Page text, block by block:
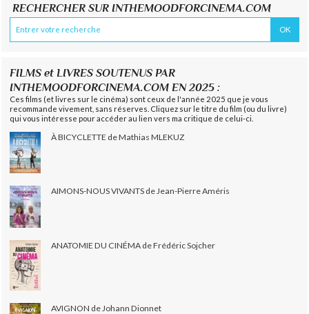
RECHERCHER SUR INTHEMOODFORCINEMA.COM
FILMS et LIVRES SOUTENUS PAR
INTHEMOODFORCINEMA.COM EN 2025 :
Ces films (et livres sur le cinéma) sont ceux de l'année 2025 que je vous
recommande vivement, sans réserves. Cliquez sur le titre du film (ou du livre)
qui vous intéresse pour accéder au lien vers ma critique de celui-ci.
À BICYCLETTE de Mathias MLEKUZ
AIMONS-NOUS VIVANTS de Jean-Pierre Améris
ANATOMIE DU CINÉMA de Frédéric Sojcher
AVIGNON de Johann Dionnet